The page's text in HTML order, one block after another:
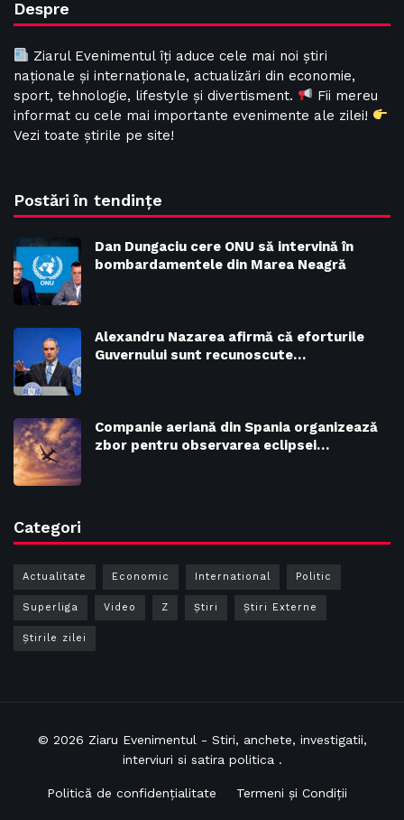
Despre
Ziarul Evenimentul îți aduce cele mai noi știri
naționale și internaționale, actualizări din economie,
sport, tehnologie, lifestyle și divertisment.
Fii mereu
informat cu cele mai importante evenimente ale zilei!
Vezi toate știrile pe site!
Postări în tendințe
Dan Dungaciu cere ONU să intervină în
bombardamentele din Marea Neagră
Alexandru Nazarea afirmă că eforturile
Guvernului sunt recunoscute…
Companie aeriană din Spania organizează
zbor pentru observarea eclipsei…
Categori
Actualitate Economic International Politic
Superliga Video Z Ştiri Știri Externe
Știrile zilei
© 2026 Ziaru Evenimentul - Stiri, anchete, investigatii,
interviuri si satira politica .
Politică de confidențialitate Termeni și Condiții